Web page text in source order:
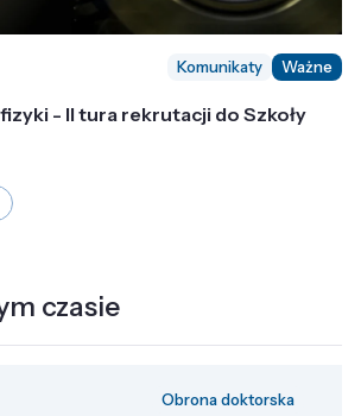
Komunikaty Ważne
- II tura rekrutacji do Szkoły
czasie
Obrona doktorska